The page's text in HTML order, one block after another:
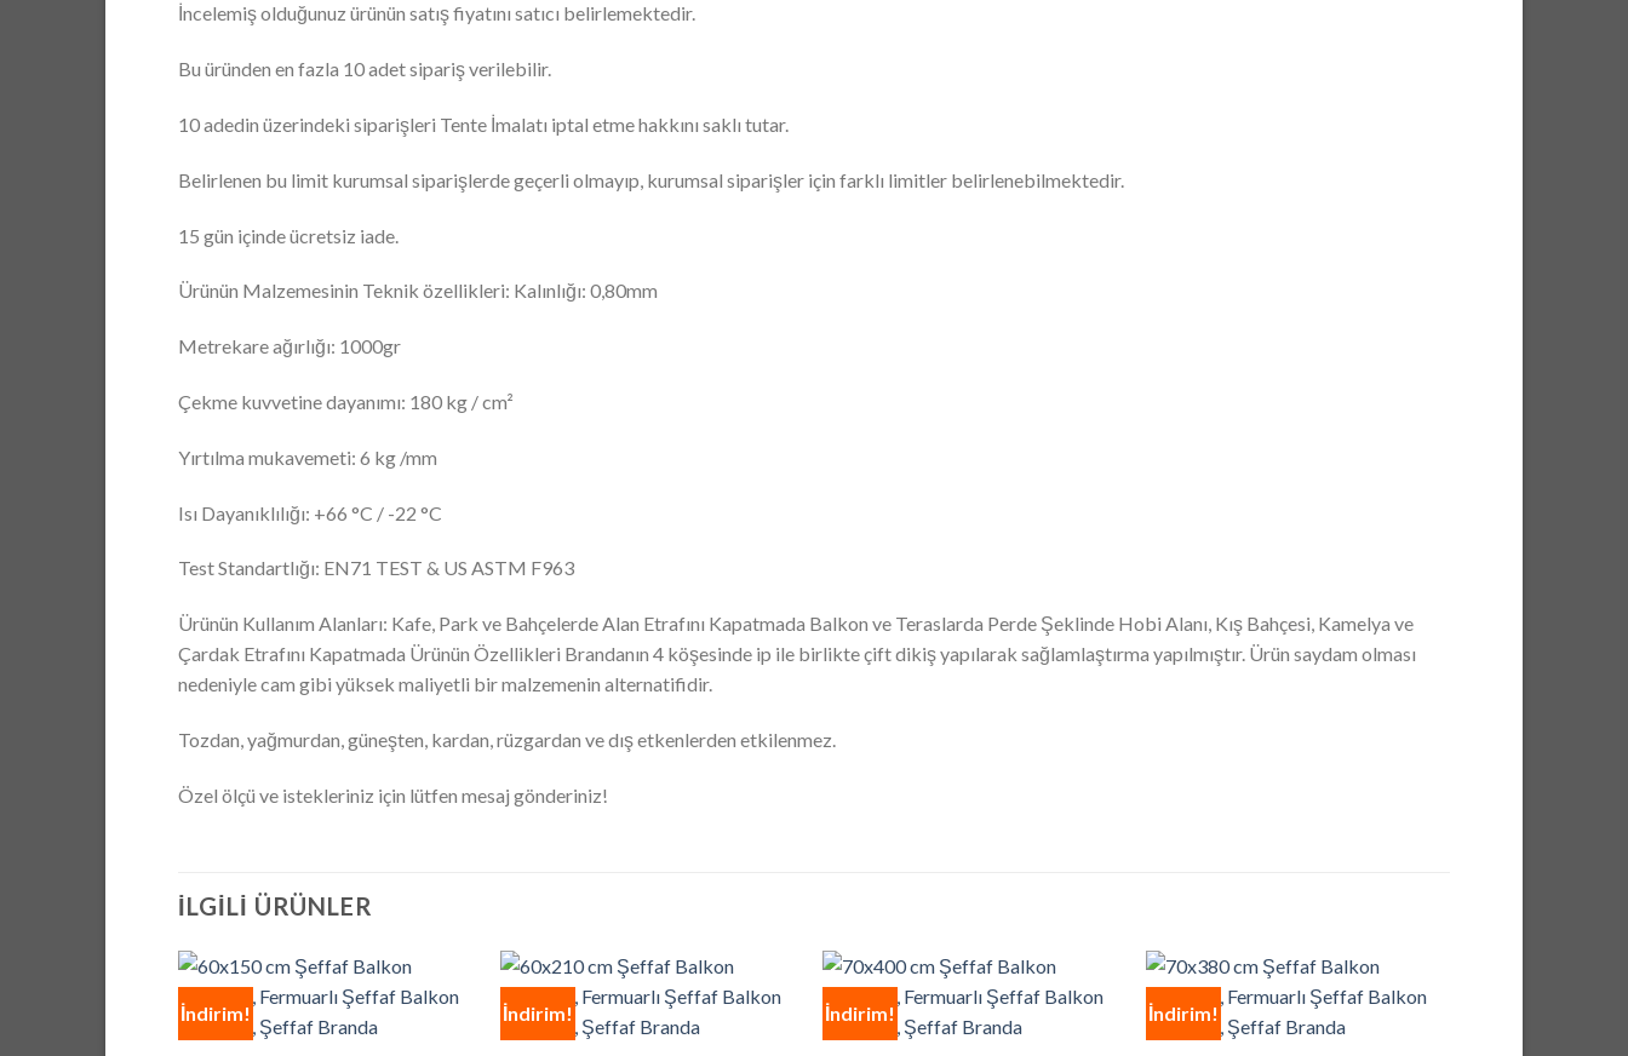
İncelemiş olduğunuz ürünün satış fiyatını satıcı belirlemektedir.
Bu üründen en fazla 10 adet sipariş verilebilir.
10 adedin üzerindeki siparişleri Tente İmalatı iptal etme hakkını saklı tutar.
Belirlenen bu limit kurumsal siparişlerde geçerli olmayıp, kurumsal siparişler için farklı limitler belirlenebilmektedir.
15 gün içinde ücretsiz iade.
Ürünün Malzemesinin Teknik özellikleri: Kalınlığı: 0,80mm
Metrekare ağırlığı: 1000gr
Çekme kuvvetine dayanımı: 180 kg / cm²
Yırtılma mukavemeti: 6 kg /mm
Isı Dayanıklılığı: +66 °C / -22 °C
Test Standartlığı: EN71 TEST & US ASTM F963
Ürünün Kullanım Alanları: Kafe, Park ve Bahçelerde Alan Etrafını Kapatmada Balkon ve Teraslarda Perde Şeklinde Hobi Alanı, Kış Bahçesi, Kamelya ve
Çardak Etrafını Kapatmada Ürünün Özellikleri Brandanın 4 köşesinde ip ile birlikte çift dikiş yapılarak sağlamlaştırma yapılmıştır. Ürün saydam olması
nedeniyle cam gibi yüksek maliyetli bir malzemenin alternatifidir.
Tozdan, yağmurdan, güneşten, kardan, rüzgardan ve dış etkenlerden etkilenmez.
Özel ölçü ve istekleriniz için lütfen mesaj gönderiniz!
İLGILI ÜRÜNLER
İndirim! İndirim! İndirim! İndirim!